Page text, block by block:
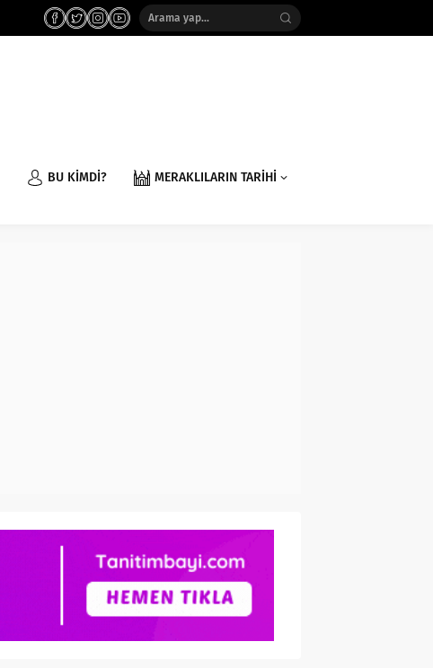
BU KİMDİ? MERAKLILARIN TARİHİ